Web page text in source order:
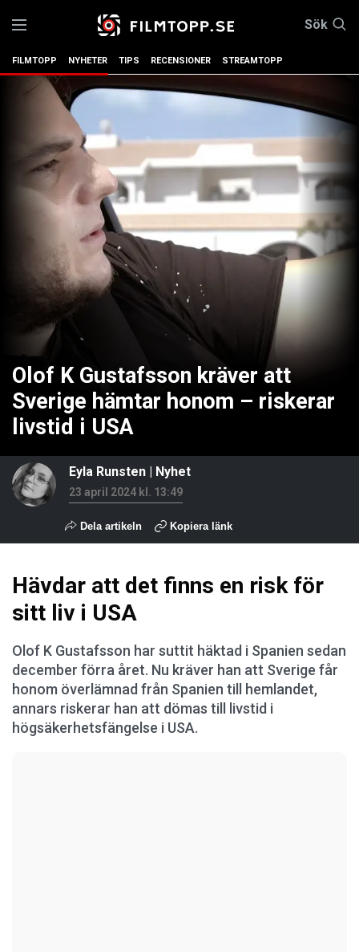
Sök
FILMTOPP NYHETER TIPS RECENSIONER STREAMTOPP
Olof K Gustafsson kräver att
Sverige hämtar honom – riskerar
livstid i USA
Eyla Runsten | Nyhet
23 april 2024 kl. 13:49
Dela artikeln Kopiera länk
Hävdar att det finns en risk för
sitt liv i USA
Olof K Gustafsson har suttit häktad i Spanien sedan
december förra året. Nu kräver han att Sverige får
honom överlämnad från Spanien till hemlandet,
annars riskerar han att dömas till livstid i
högsäkerhetsfängelse i USA.